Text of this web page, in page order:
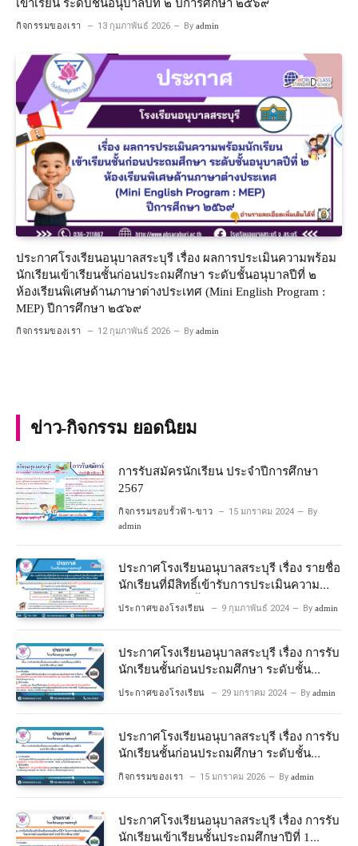
เข้าเรียน ระดับชั้นอนุบาลปีที่ ๒ ปีการศึกษา ๒๕๖๙
กิจกรรมของเรา 13 กุมภาพันธ์ 2026 By admin
ประกาศโรงเรียนอนุบาลสระบุรี เรื่อง ผลการประเมินความพร้อม
นักเรียนเข้าเรียนชั้นก่อนประถมศึกษา ระดับชั้นอนุบาลปีที่ ๒
ห้องเรียนพิเศษด้านภาษาต่างประเทศ (Mini English Program :
MEP) ปีการศึกษา ๒๕๖๙
กิจกรรมของเรา 12 กุมภาพันธ์ 2026 By admin
ข่าว-กิจกรรม ยอดนิยม
การรับสมัครนักเรียน ประจำปีการศึกษา
2567
กิจกรรมรอบรั้วฟ้า-ขาว 15 มกราคม 2024 By
admin
ประกาศโรงเรียนอนุบาลสระบุรี เรื่อง รายชื่อ
นักเรียนที่มีสิทธิ์เข้ารับการประเมินความ
พร้อมเข้าเรียนชั้นประถมศึกษาปีที่ 1
ประกาศของโรงเรียน 9 กุมภาพันธ์ 2024 By admin
ประกาศโรงเรียนอนุบาลสระบุรี เรื่อง การรับ
นักเรียนชั้นก่อนประถมศึกษา ระดับชั้น
ประกาศของโรงเรียน 29 มกราคม 2024 By admin
ประกาศโรงเรียนอนุบาลสระบุรี เรื่อง การรับ
นักเรียนชั้นก่อนประถมศึกษา ระดับชั้น
อนุบาลปีที่ ๒ ประจำปีการศึกษา ๒๕๖๙
กิจกรรมของเรา 15 มกราคม 2026 By admin
ประกาศโรงเรียนอนุบาลสระบุรี เรื่อง การรับ
นักเรียนเข้าเรียนชั้นประถมศึกษาปีที่ 1